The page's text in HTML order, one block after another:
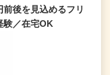
前後を見込めるフリ
験／在宅OK